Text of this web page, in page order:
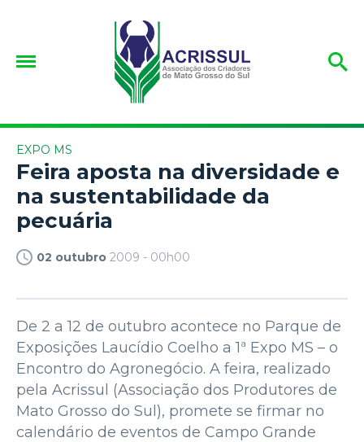
EXPO MS
Feira aposta na diversidade e
na sustentabilidade da
pecuária
02 outubro 2009 - 00h00
De 2 a 12 de outubro acontece no Parque de
Exposições Laucídio Coelho a 1ª Expo MS – o
Encontro do Agronegócio. A feira, realizado
pela Acrissul (Associação dos Produtores de
Mato Grosso do Sul), promete se firmar no
calendário de eventos de Campo Grande